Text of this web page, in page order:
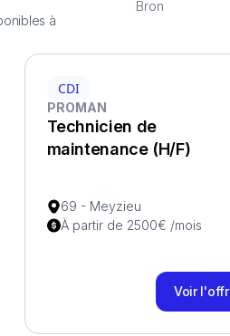
à
Bron
CDI
PROMAN
Technicien de
maintenance (H/F)
69 - Meyzieu
À partir de 2500€ /mois
Voir